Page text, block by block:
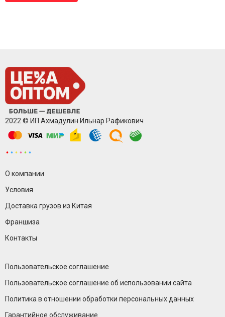
2022 © ИП Ахмадулин Ильнар Рафикович
О компании
Условия
Доставка грузов из Китая
Франшиза
Контакты
Пользовательское соглашение
Пользовательское соглашение об использовании сайта
Политика в отношении обработки персональных данных
Гарантийное обслуживание